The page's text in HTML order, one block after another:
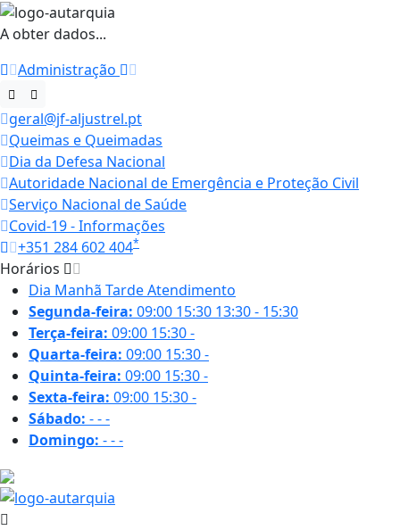
A obter dados...
Administração
geral@jf-aljustrel.pt
Queimas e Queimadas
Dia da Defesa Nacional
Autoridade Nacional de Emergência e Proteção Civil
Serviço Nacional de Saúde
Covid-19 - Informações
+351 284 602 404*
Horários
Dia Manhã TardeAtendimento
Segunda-feira: 09:00 15:30 13:30 - 15:30
Terça-feira: 09:00 15:30-
Quarta-feira: 09:00 15:30-
Quinta-feira: 09:00 15:30-
Sexta-feira: 09:00 15:30-
Sábado: ---
Domingo: ---